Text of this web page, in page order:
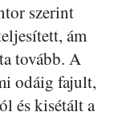
szerint
ám
tovább. A
odáig fajult,
és kisétált a